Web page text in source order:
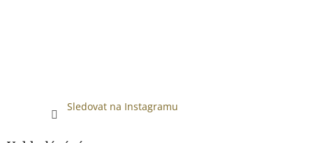
Sledovat na Instagramu